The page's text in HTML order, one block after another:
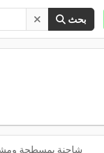
بحث
شاحنة بمسطحة